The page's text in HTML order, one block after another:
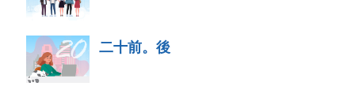
二十前。後